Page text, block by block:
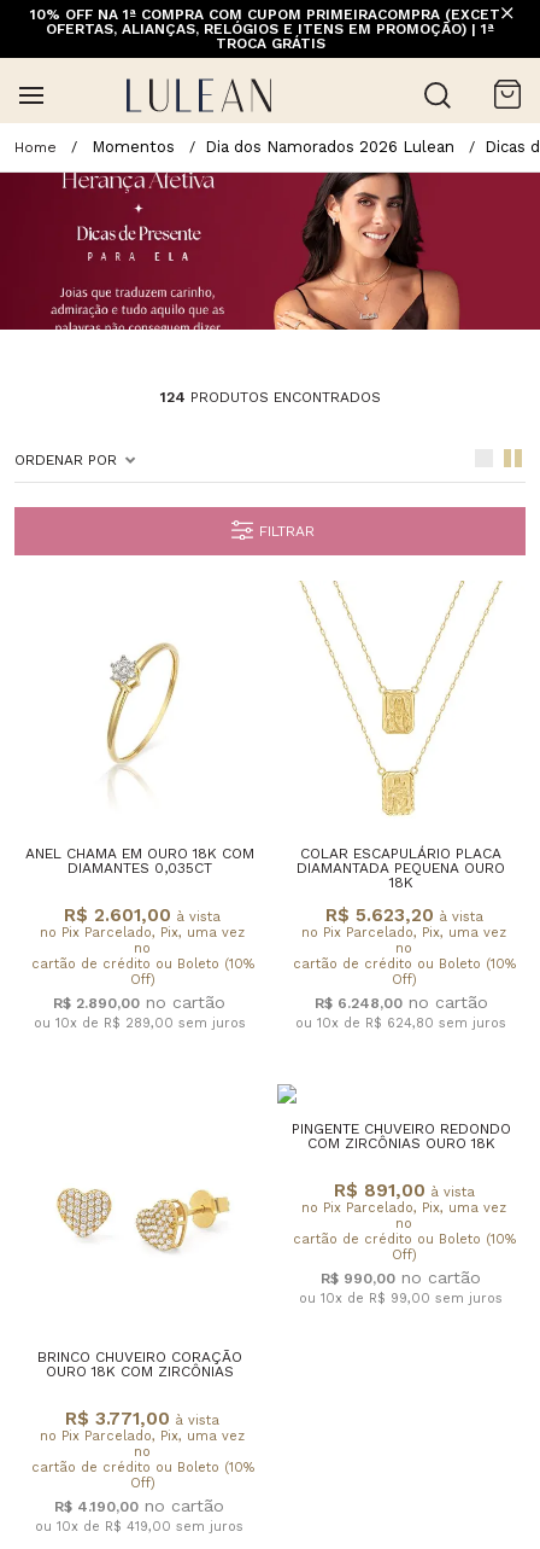
10% OFF NA 1ª COMPRA COM CUPOM PRIMEIRACOMPRA (EXCETO
OFERTAS, ALIANÇAS, RELÓGIOS E ITENS EM PROMOÇÃO) | 1ª
TROCA GRÁTIS
FRETE GRÁTIS ACIMA DE 399 PARA REGIÕES SELECIONADAS
(EXCETO LINHA HOME)
Momentos Dia dos Namorados 2026 Lulean Dicas
124 PRODUTOS ENCONTRADOS
ORDENAR POR
FILTRAR
ANEL CHAMA EM OURO 18K COM
DIAMANTES 0,035CT
R$ 2.601,00 à vista
no Pix Parcelado, Pix, uma vez
no
cartão de crédito ou Boleto (10%
Off)
R$ 2.890,00
ou 10x de R$ 289,00 sem juros
COLAR ESCAPULÁRIO PLACA
DIAMANTADA PEQUENA OURO
18K
R$ 5.623,20 à vista
no Pix Parcelado, Pix, uma vez
no
cartão de crédito ou Boleto (10%
Off)
R$ 6.248,00
ou 10x de R$ 624,80 sem juros
BRINCO CHUVEIRO CORAÇÃO
OURO 18K COM ZIRCÔNIAS
R$ 3.771,00 à vista
no Pix Parcelado, Pix, uma vez
no
cartão de crédito ou Boleto (10%
Off)
R$ 4.190,00
ou 10x de R$ 419,00 sem juros
PINGENTE CHUVEIRO REDONDO
COM ZIRCÔNIAS OURO 18K
R$ 891,00 à vista
no Pix Parcelado, Pix, uma vez
no
cartão de crédito ou Boleto (10%
Off)
R$ 990,00
ou 10x de R$ 99,00 sem juros